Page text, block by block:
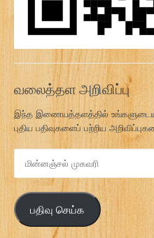
வலைத்தள அறிவிப்பு
இந்த இணையத்தளத்தில் உங்களுடைய
புதிய பதிவுகளைப் பற்றிய
ன
ஞ்
ச
ல்
பதிவு செய்க